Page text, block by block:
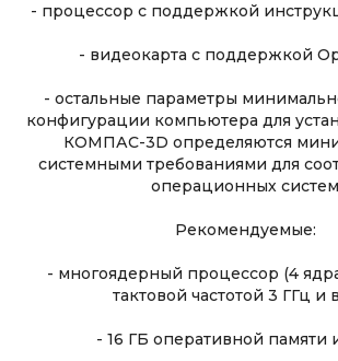
- процессор с поддержкой
- видеокарта с поддержкой
- остальные параметры
конфигурации компьютера для
КОМПАС-3D определяются
системными требованиями для
операционных систем
Рекомендуемые:
- многоядерный процессор (4
тактовой частотой 3 ГГц и
- 16 ГБ оперативной памяти